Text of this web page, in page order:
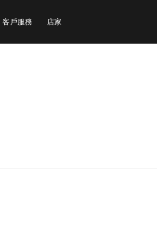
客戶服務 店家